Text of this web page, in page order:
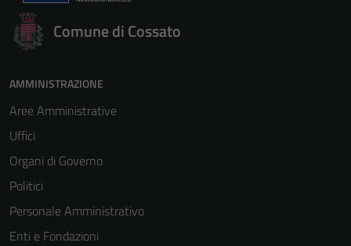
Comune di Cossato
AMMINISTRAZIONE
Aree Amministrative
Uffici
Organi di Governo
Politici
Personale Amministrativo
Enti e Fondazioni